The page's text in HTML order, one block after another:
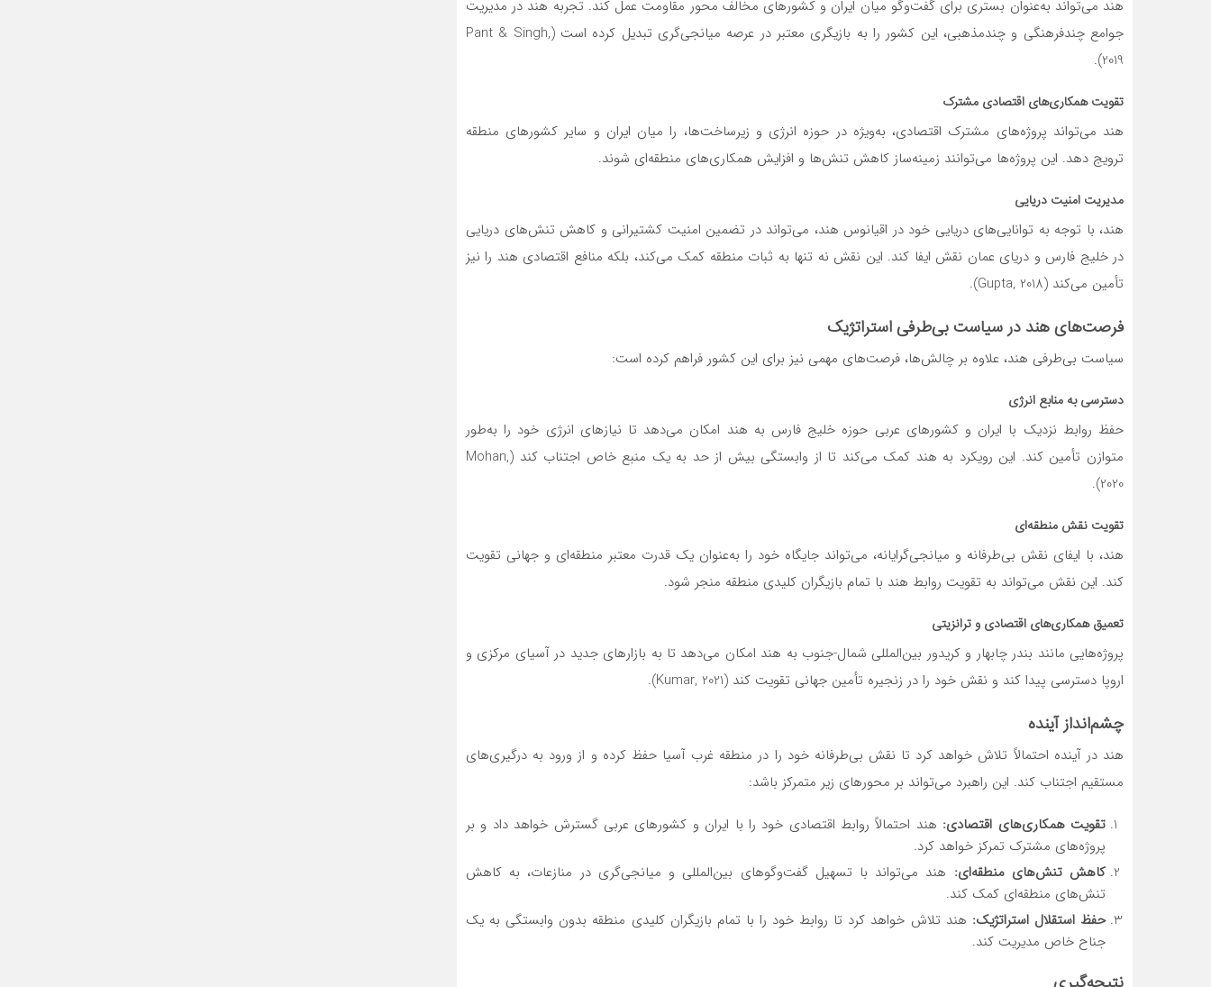
هند می‌تواند به‌عنوان بستری برای گفت‌وگو میان ایران و کشورهای مخالف محور مقاومت عمل کند. تجربه هند در مدیریت
جوامع چندفرهنگی و چندمذهبی، این کشور را به بازیگری معتبر در عرصه میانجی‌گری تبدیل کرده است (Pant & Singh,
2019).
تقویت همکاری‌های اقتصادی مشترک
هند می‌تواند پروژه‌های مشترک اقتصادی، به‌ویژه در حوزه انرژی و زیرساخت‌ها، را میان ایران و سایر کشورهای منطقه
ترویج دهد. این پروژه‌ها می‌توانند زمینه‌ساز کاهش تنش‌ها و افزایش همکاری‌های منطقه‌ای شوند.
مدیریت امنیت دریایی
هند، با توجه به توانایی‌های دریایی خود در اقیانوس هند، می‌تواند در تضمین امنیت کشتیرانی و کاهش تنش‌های دریایی
در خلیج فارس و دریای عمان نقش ایفا کند. این نقش نه تنها به ثبات منطقه کمک می‌کند، بلکه منافع اقتصادی هند را نیز
تأمین می‌کند (Gupta, 2018).
فرصت‌های هند در سیاست بی‌طرفی استراتژیک
سیاست بی‌طرفی هند، علاوه بر چالش‌ها، فرصت‌های مهمی نیز برای این کشور فراهم کرده است:
دسترسی به منابع انرژی
حفظ روابط نزدیک با ایران و کشورهای عربی حوزه خلیج فارس به هند امکان می‌دهد تا نیازهای انرژی خود را به‌طور
متوازن تأمین کند. این رویکرد به هند کمک می‌کند تا از وابستگی بیش از حد به یک منبع خاص اجتناب کند (Mohan,
2020).
تقویت نقش منطقه‌ای
هند، با ایفای نقش بی‌طرفانه و میانجی‌گرایانه، می‌تواند جایگاه خود را به‌عنوان یک قدرت معتبر منطقه‌ای و جهانی تقویت
کند. این نقش می‌تواند به تقویت روابط هند با تمام بازیگران کلیدی منطقه منجر شود.
تعمیق همکاری‌های اقتصادی و ترانزیتی
پروژه‌هایی مانند بندر چابهار و کریدور بین‌المللی شمال-جنوب به هند امکان می‌دهد تا به بازارهای جدید در آسیای مرکزی و
اروپا دسترسی پیدا کند و نقش خود را در زنجیره تأمین جهانی تقویت کند (Kumar, 2021).
چشم‌انداز آینده
هند در آینده احتمالاً تلاش خواهد کرد تا نقش بی‌طرفانه خود را در منطقه غرب آسیا حفظ کرده و از ورود به درگیری‌های
مستقیم اجتناب کند. این راهبرد می‌تواند بر محورهای زیر متمرکز باشد:
تقویت همکاری‌های اقتصادی: هند احتمالاً روابط اقتصادی خود را با ایران و کشورهای عربی گسترش خواهد داد و بر
پروژه‌های مشترک تمرکز خواهد کرد.
کاهش تنش‌های منطقه‌ای: هند می‌تواند با تسهیل گفت‌وگوهای بین‌المللی و میانجی‌گری در منازعات، به کاهش
تنش‌های منطقه‌ای کمک کند.
حفظ استقلال استراتژیک: هند تلاش خواهد کرد تا روابط خود را با تمام بازیگران کلیدی منطقه بدون وابستگی به یک
جناح خاص مدیریت کند.